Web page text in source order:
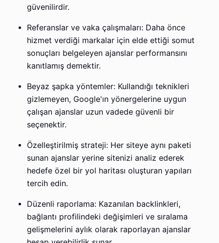
güvenilirdir.
Referanslar ve vaka çalışmaları: Daha önce
hizmet verdiği markalar için elde ettiği somut
sonuçları belgeleyen ajanslar performansını
kanıtlamış demektir.
Beyaz şapka yöntemler: Kullandığı teknikleri
gizlemeyen, Google'ın yönergelerine uygun
çalışan ajanslar uzun vadede güvenli bir
seçenektir.
Özelleştirilmiş strateji: Her siteye aynı paketi
sunan ajanslar yerine sitenizi analiz ederek
hedefe özel bir yol haritası oluşturan yapıları
tercih edin.
Düzenli raporlama: Kazanılan backlinkleri,
bağlantı profilindeki değişimleri ve sıralama
gelişmelerini aylık olarak raporlayan ajanslar